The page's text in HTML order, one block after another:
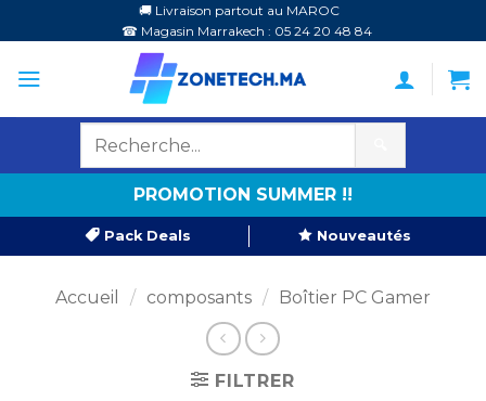
au
contenu
🚚 Livraison partout au MAROC
☎ Magasin Marrakech : 05 24 20 48 84
PROMOTION SUMMER !!
Pack Deals Nouveautés
Accueil / composants / Boîtier PC Gamer
FILTRER